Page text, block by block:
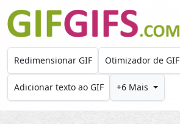
Skip to main content
Redimensionar GIF Otimizador de GIF
Adicionar texto ao GIF +6 Mais